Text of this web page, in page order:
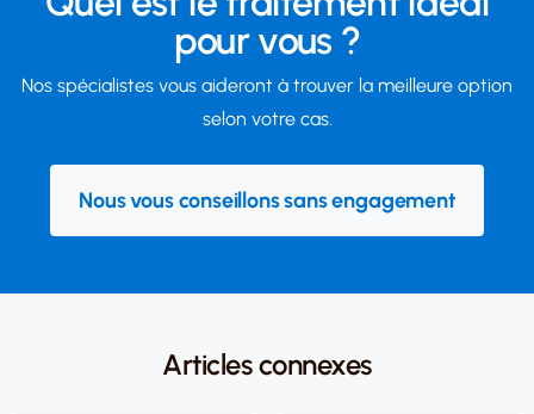
pour vous ?
Nos spécialistes vous aideront à trouver la meilleure option
selon votre cas.
Nous vous conseillons sans engagement
Articles connexes